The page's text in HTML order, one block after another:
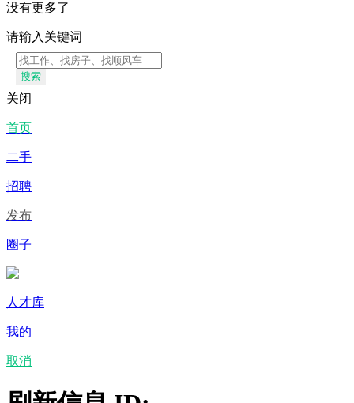
没有更多了
请输入关键词
搜索
关闭
首页
二手
招聘
发布
圈子
人才库
我的
取消